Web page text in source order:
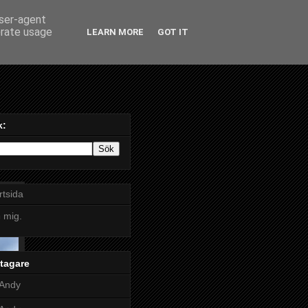
mig.
agent
usage
LEARN MORE GOT IT